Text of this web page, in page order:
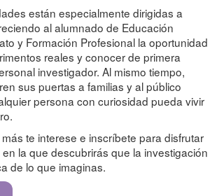
están especialmente dirigidas a
al alumnado de Educación
y Formación Profesional la oportunidad
reales y conocer de primera
investigador. Al mismo tiempo,
sus puertas a familias y al público
persona con curiosidad pueda vivir
te interese e inscríbete para disfrutar
la que descubrirás que la investigación
de lo que imaginas.